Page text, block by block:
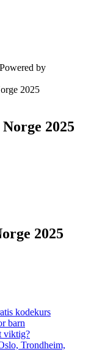
by
2025
2025
2025
kodekurs
barn
viktig?
Trondheim,